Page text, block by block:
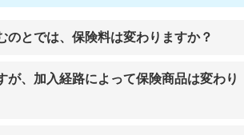
とでは、保険料は変わりますか？
、加入経路によって保険商品は変わり